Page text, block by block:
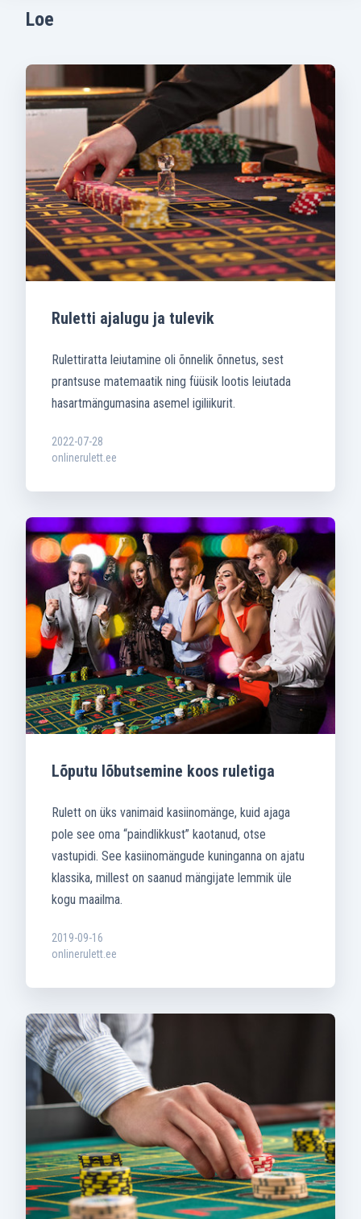
Loe
Ruletti ajalugu ja tulevik
Rulettiratta leiutamine oli õnnelik õnnetus, sest
prantsuse matemaatik ning füüsik lootis leiutada
hasartmängumasina asemel igiliikurit.
2022-07-28
onlinerulett.ee
Lõputu lõbutsemine koos ruletiga
Rulett on üks vanimaid kasiinomänge, kuid ajaga
pole see oma “paindlikkust” kaotanud, otse
vastupidi. See kasiinomängude kuninganna on ajatu
klassika, millest on saanud mängijate lemmik üle
kogu maailma.
2019-09-16
onlinerulett.ee